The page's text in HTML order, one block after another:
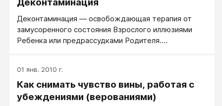
Деконтаминация ― освобождающая терапия от
замусоренного состояния Взрослого иллюзиями
Ребенка или предрассудками Родителя.
01 янв. 2010 г.
Как снимать чувство вины, работая с
убеждениями (верованиями)